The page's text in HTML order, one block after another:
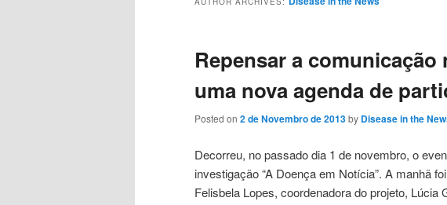
Repensar a comunicação
uma nova agenda de
Posted on 2 de Novembro de 2013by Disease in the
Decorreu, no passado dia 1 de novembro, o
investigação “A Doença em Notícia”. A manhã
Felisbela Lopes, coordenadora do projeto,